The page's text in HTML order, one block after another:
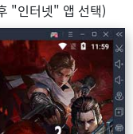
"인터넷" 앱 선택)